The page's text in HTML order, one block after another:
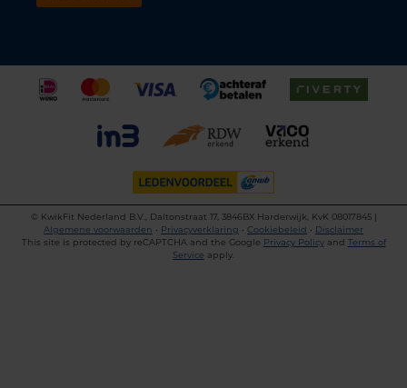
©
KwikFit Nederland B.V., Daltonstraat 17, 3846BX Harderwijk, KvK 08017845 |
Algemene voorwaarden • Privacyverklaring • Cookiebeleid • Disclaimer
This site is protected by reCAPTCHA and the Google Privacy Policyand Terms of
Service apply.